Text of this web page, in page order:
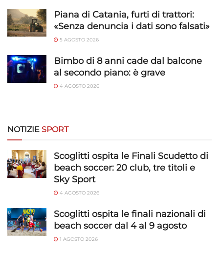
Piana di Catania, furti di trattori:
«Senza denuncia i dati sono falsati»
5 AGOSTO 2026
Bimbo di 8 anni cade dal balcone
al secondo piano: è grave
4 AGOSTO 2026
NOTIZIE SPORT
Scoglitti ospita le Finali Scudetto di
beach soccer: 20 club, tre titoli e
Sky Sport
4 AGOSTO 2026
Scoglitti ospita le finali nazionali di
beach soccer dal 4 al 9 agosto
1 AGOSTO 2026